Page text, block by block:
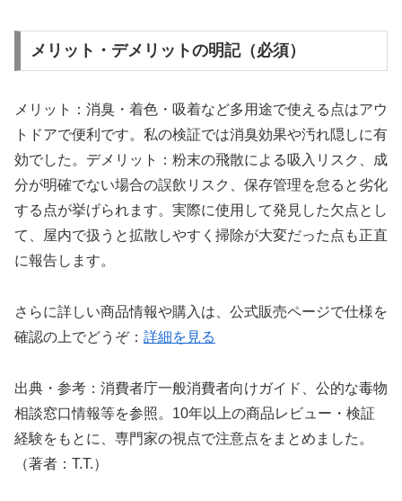
メリット・デメリットの明記（必須）
メリット：消臭・着色・吸着など多用途で使える点はアウ
トドアで便利です。私の検証では消臭効果や汚れ隠しに有
効でした。デメリット：粉末の飛散による吸入リスク、成
分が明確でない場合の誤飲リスク、保存管理を怠ると劣化
する点が挙げられます。実際に使用して発見した欠点とし
て、屋内で扱うと拡散しやすく掃除が大変だった点も正直
に報告します。
さらに詳しい商品情報や購入は、公式販売ページで仕様を
確認の上でどうぞ： 詳細を見る
出典・参考：消費者庁一般消費者向けガイド、公的な毒物
相談窓口情報等を参照。10年以上の商品レビュー・検証
経験をもとに、専門家の視点で注意点をまとめました。
（著者：T.T.）